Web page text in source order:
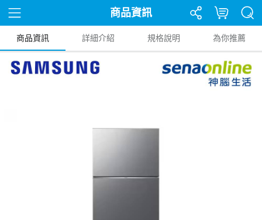
商品資訊
商品資訊 詳細介紹 規格說明 為你推薦